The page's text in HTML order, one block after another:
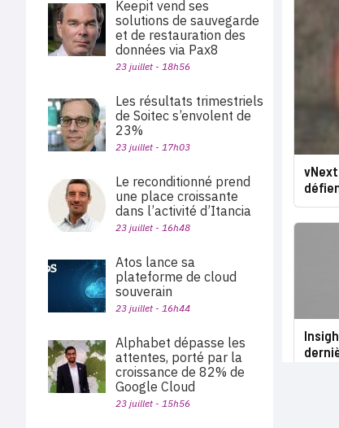
Keepit vend ses
solutions de sauvegarde
et de restauration des
données via Pax8
23 juillet - 18h56
Les résultats trimestriels
de Soitec s’envolent de
23%
23 juillet - 17h03
Le reconditionné prend
une place croissante
dans l’activité d’Itancia
23 juillet - 16h48
Atos lance sa
plateforme de cloud
souverain
23 juillet - 16h44
Alphabet dépasse les
attentes, porté par la
croissance de 82% de
Google Cloud
23 juillet - 15h56